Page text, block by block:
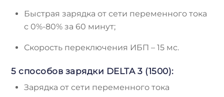
Быстрая зарядка от сети переменного тока
с 0%-80% за 60 минут;
Скорость переключения ИБП – 15 мс.
5 способов зарядки DELTA 3 (1500):
Зарядка от сети переменного тока